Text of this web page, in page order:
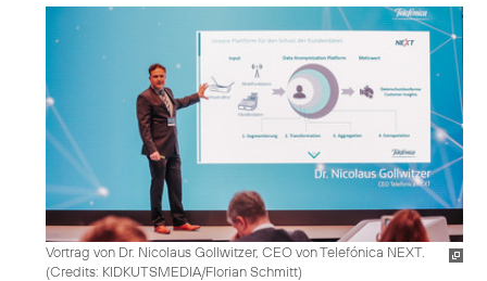
Vortrag von Dr. Nicolaus Gollwitzer, CEO von Telefónica NEXT.
(Credits: KIDKUTSMEDIA/Florian Schmitt)